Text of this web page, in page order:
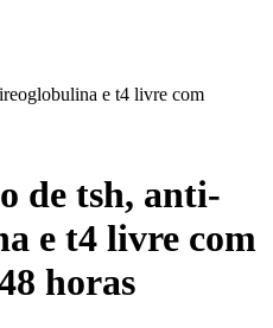
e t4 livre com
de tsh, anti-
e t4 livre com
horas